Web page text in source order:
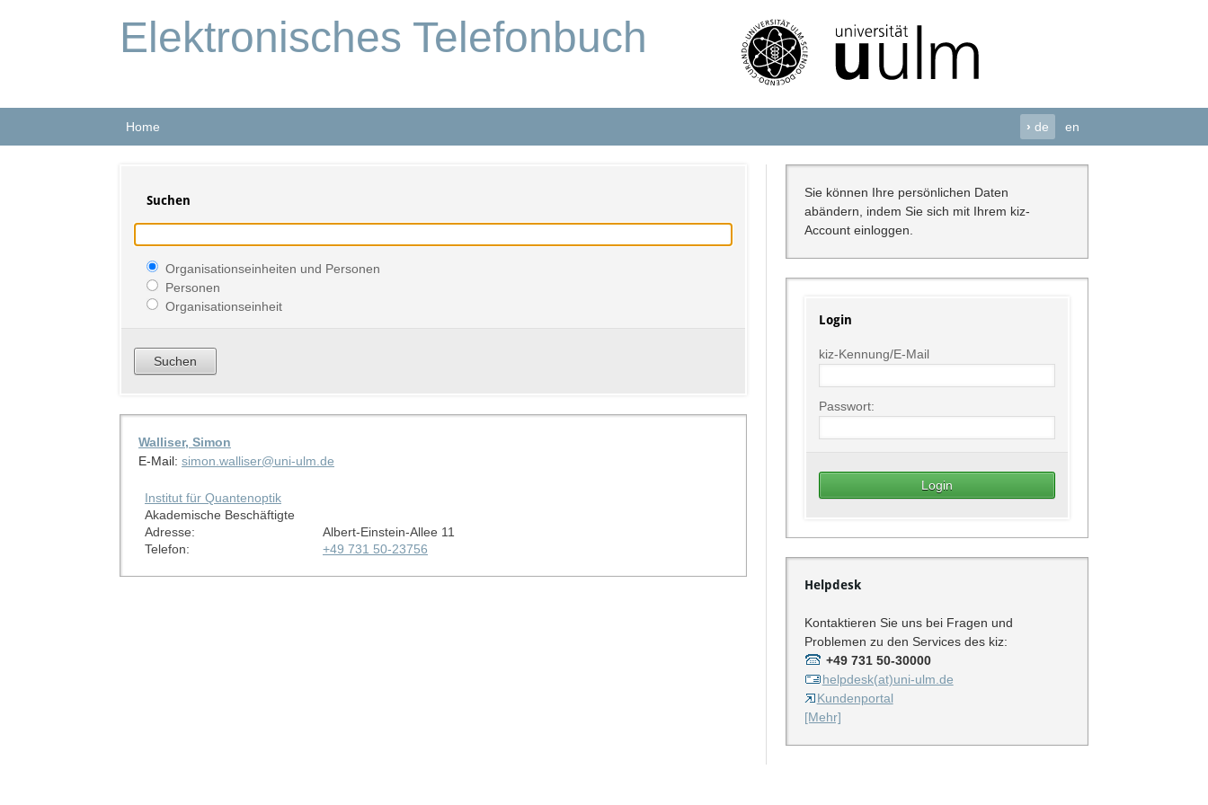
Elektronisches Telefonbuch
Home › de en
Suchen
Organisationseinheiten und Personen
Personen
Organisationseinheit
Walliser, Simon
E-Mail: simon.walliser@uni-ulm.de
Institut für Quantenoptik
Akademische Beschäftigte
Adresse:
Albert-Einstein-Allee 11
Telefon:
+49 731 50-23756
Sie können Ihre persönlichen Daten
abändern, indem Sie sich mit Ihrem kiz-
Account einloggen.
Login
kiz-Kennung/E-Mail
Passwort:
Helpdesk
Kontaktieren Sie uns bei Fragen und
Problemen zu den Services des kiz:
+49 731 50-30000
helpdesk(at)uni-ulm.de
Kundenportal
[Mehr]